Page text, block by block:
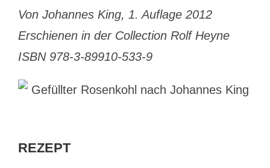
Von Johannes King, 1. Auflage 2012
Erschienen in der Collection Rolf Heyne
ISBN 978-3-89910-533-9
REZEPT